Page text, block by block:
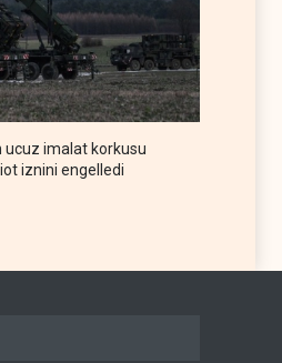
ucuz imalat korkusu
iznini engelledi